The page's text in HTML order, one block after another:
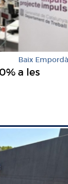
Baix Empordà
a les